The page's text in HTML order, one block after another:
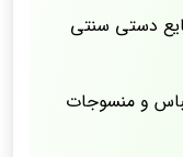
دستی سنتی
و منسوجات